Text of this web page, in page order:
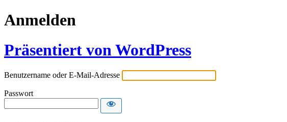
Anmelden
Präsentiert von WordPress
Benutzername oder E-Mail-Adresse
Passwort